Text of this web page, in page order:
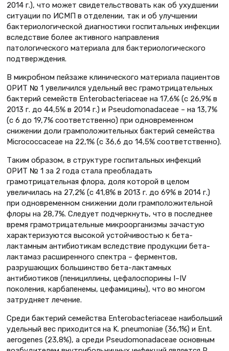
2014 г.), что может свидетельствовать как об ухудшении
ситуации по ИСМП в отделении, так и об улучшении
бактериологической диагностики госпитальных инфекции
вследствие более активного направления
патологического материала для бактериологического
подтверждения.
В микробном пейзаже клинического материала пациентов
ОРИТ № 1 увеличился удельный вес грамотрицательных
бактерий семейств Enterobacteriaceae на 17,6% (с 26,9% в
2013 г. до 44,5% в 2014 г.) и Рseudomonadaceae – на 13,7%
(с 6 до 19,7% соответственно) при одновременном
снижении доли грамположительных бактерий семейства
Micrococcaceae на 22,1% (с 36,6 до 14,5% соответственно).
Таким образом, в структуре госпитальных инфекций
ОРИТ № 1 за 2 года стала преобладать
грамотрицательная флора, доля которой в целом
увеличилась на 27,2% (с 41,8% в 2013 г. до 69% в 2014 г.)
при одновременном снижении доли грамположительной
флоры на 28,7%. Следует подчеркнуть, что в последнее
время грамотрицательные микроорганизмы зачастую
характеризуются высокой устойчивостью к бета-
лактамным антибиотикам вследствие продукции бета-
лактамаз расширенного спектра – ферментов,
разрушающих большинство бета-лактамных
антибиотиков (пенициллины, цефалоспорины I–IV
поколения, карбапенемы, цефамицины), что во многом
затрудняет лечение.
Среди бактерий семейства Enterobacteriaceae наибольший
удельный вес приходится на K. pneumoniae (36,1%) и Ent.
аerogenes (23,8%), а среди Рseudomonadaceae основным